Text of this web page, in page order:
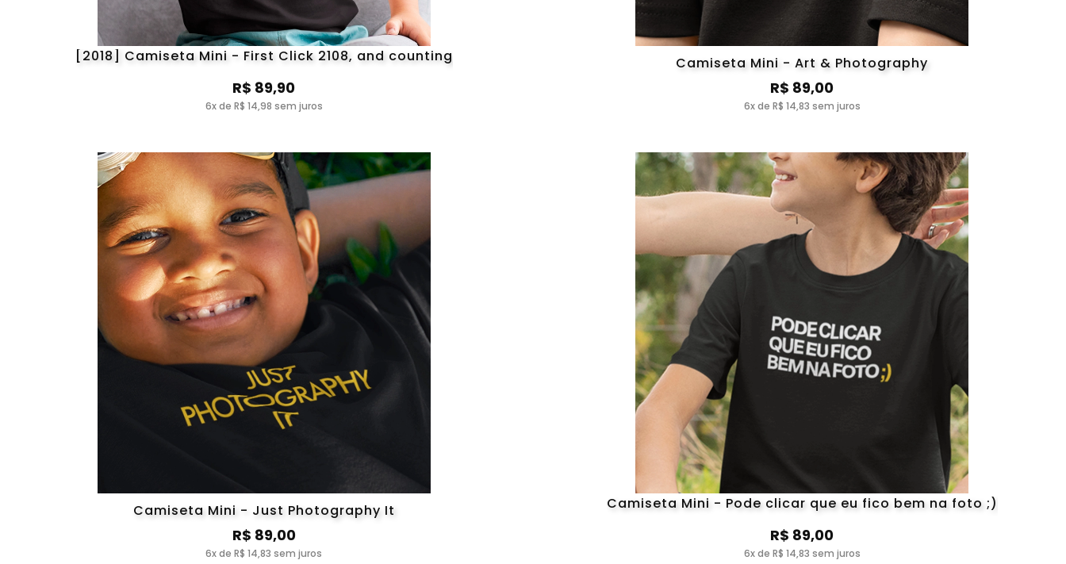
[2018] Camiseta Mini - First Click 2108, and counting
R$ 89,90
6x de R$ 14,98 sem juros
Camiseta Mini - Art & Photography
R$ 89,00
6x de R$ 14,83 sem juros
Camiseta Mini - Just Photography It
R$ 89,00
6x de R$ 14,83 sem juros
Camiseta Mini - Pode clicar que eu fico bem na foto ;)
R$ 89,00
6x de R$ 14,83 sem juros